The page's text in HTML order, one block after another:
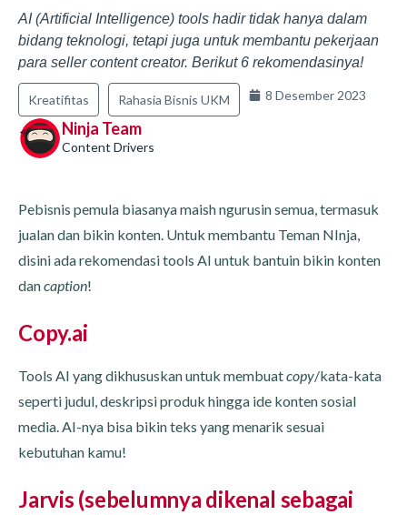
AI (Artificial Intelligence) tools hadir tidak hanya dalam
bidang teknologi, tetapi juga untuk membantu pekerjaan
para seller content creator. Berikut 6 rekomendasinya!
Kreatifitas Rahasia Bisnis UKM 8 Desember 2023
Ninja Team
Content Drivers
Pebisnis pemula biasanya maish ngurusin semua, termasuk
jualan dan bikin konten. Untuk membantu Teman NInja,
disini ada rekomendasi tools AI untuk bantuin bikin konten
dancaption!
Copy.ai
Tools AI yang dikhususkan untuk membuatcopy/kata-kata
seperti judul, deskripsi produk hingga ide konten sosial
media. AI-nya bisa bikin teks yang menarik sesuai
kebutuhan kamu!
Jarvis (sebelumnya dikenal sebagai